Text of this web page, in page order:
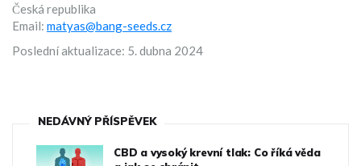
Česká republika
Email: matyas@bang-seeds.cz
Poslední aktualizace: 5. dubna 2024
NEDÁVNÝ PŘÍSPĚVEK
CBD a vysoký krevní tlak: Co říká věda